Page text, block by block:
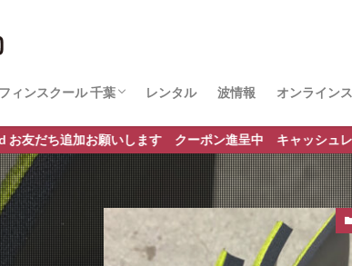
ィンスクール 千葉
フィンスクールレポート
レンタル 波情報 オンライン
ます クーポン進呈中 キャッシュレス決済ご利用可能です